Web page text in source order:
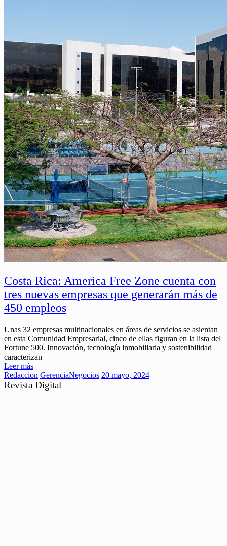
Costa Rica: America Free Zone cuenta con
tres nuevas empresas que generarán más de
450 empleos
Unas 32 empresas multinacionales en áreas de servicios se asientan
en esta Comunidad Empresarial, cinco de ellas figuran en la lista del
Fortune 500. Innovación, tecnología inmobiliaria y sostenibilidad
caracterizan
Leer más
Redaccion GerenciaNegocios 20 mayo, 2024
Revista Digital